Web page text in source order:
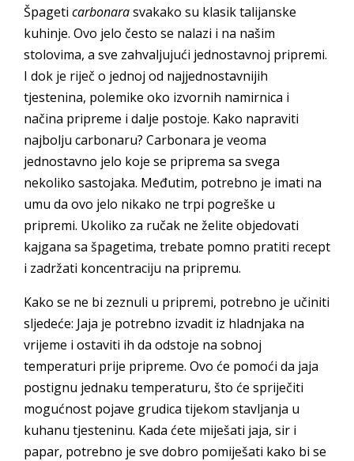
Špageti carbonarasvakako su klasik talijanske
kuhinje. Ovo jelo često se nalazi i na našim
stolovima, a sve zahvaljujući jednostavnoj pripremi.
I dok je riječ o jednoj od najjednostavnijih
tjestenina, polemike oko izvornih namirnica i
načina pripreme i dalje postoje. Kako napraviti
najbolju carbonaru? Carbonara je veoma
jednostavno jelo koje se priprema sa svega
nekoliko sastojaka. Međutim, potrebno je imati na
umu da ovo jelo nikako ne trpi pogreške u
pripremi. Ukoliko za ručak ne želite objedovati
kajgana sa špagetima, trebate pomno pratiti recept
i zadržati koncentraciju na pripremu.
Kako se ne bi zeznuli u pripremi, potrebno je učiniti
sljedeće: Jaja je potrebno izvadit iz hladnjaka na
vrijeme i ostaviti ih da odstoje na sobnoj
temperaturi prije pripreme. Ovo će pomoći da jaja
postignu jednaku temperaturu, što će spriječiti
mogućnost pojave grudica tijekom stavljanja u
kuhanu tjesteninu. Kada ćete miješati jaja, sir i
papar, potrebno je sve dobro pomiješati kako bi se